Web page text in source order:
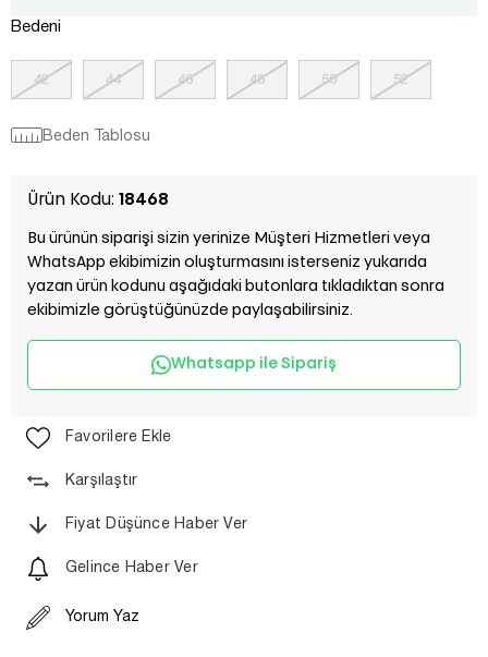
Bedeni
42 44 46 48 50 52
Beden Tablosu
Ürün Kodu: 18468
Bu ürünün siparişi sizin yerinize Müşteri Hizmetleri veya
WhatsApp ekibimizin oluşturmasını isterseniz yukarıda
yazan ürün kodunu aşağıdaki butonlara tıkladıktan sonra
ekibimizle görüştüğünüzde paylaşabilirsiniz.
Whatsapp ile Sipariş
Favorilere Ekle
Karşılaştır
Fiyat Düşünce Haber Ver
Gelince Haber Ver
Yorum Yaz